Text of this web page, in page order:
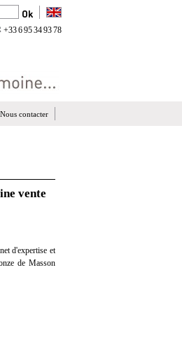
+33 6 95 34 93 78
Nous contacter
vente
d'expertise et
de Masson